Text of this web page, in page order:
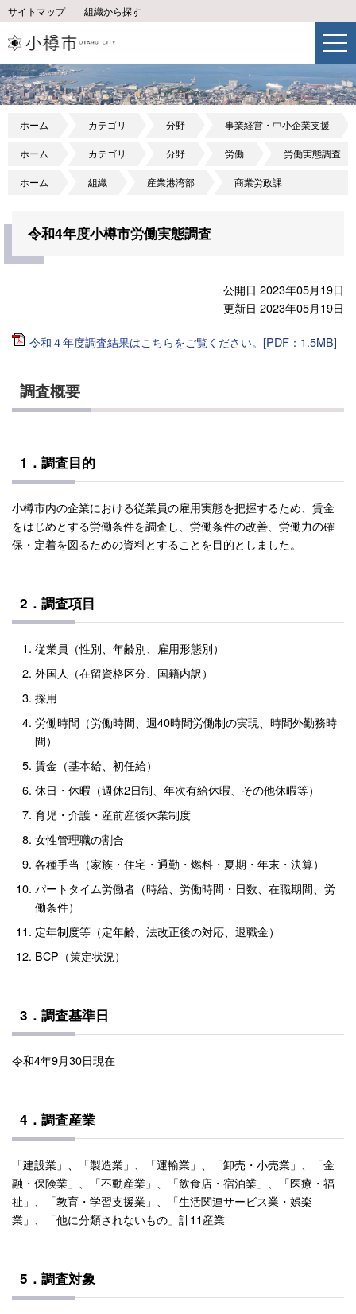
サイトマップ 組織から探す
ホーム カテゴリ 分野 事業経営・中小企業支援
ホーム カテゴリ 分野 労働 労働実態調査
ホーム 組織 産業港湾部 商業労政課
令和4年度小樽市労働実態調査
公開日 2023年05月19日
更新日 2023年05月19日
令和４年度調査結果はこちらをご覧ください。[PDF：1.5MB]
調査概要
1．調査目的
小樽市内の企業における従業員の雇用実態を把握するため、賃金
をはじめとする労働条件を調査し、労働条件の改善、労働力の確
保・定着を図るための資料とすることを目的としました。
2．調査項目
従業員（性別、年齢別、雇用形態別）
外国人（在留資格区分、国籍内訳）
採用
労働時間（労働時間、週40時間労働制の実現、時間外勤務時
間）
賃金（基本給、初任給）
休日・休暇（週休2日制、年次有給休暇、その他休暇等）
育児・介護・産前産後休業制度
女性管理職の割合
各種手当（家族・住宅・通勤・燃料・夏期・年末・決算）
パートタイム労働者（時給、労働時間・日数、在職期間、労
働条件）
定年制度等（定年齢、法改正後の対応、退職金）
BCP（策定状況）
3．調査基準日
令和4年9月30日現在
4．調査産業
「建設業」、「製造業」、「運輸業」、「卸売・小売業」、「金
融・保険業」、「不動産業」、「飲食店・宿泊業」、「医療・福
祉」、「教育・学習支援業」、「生活関連サービス業・娯楽
業」、「他に分類されないもの」計11産業
5．調査対象